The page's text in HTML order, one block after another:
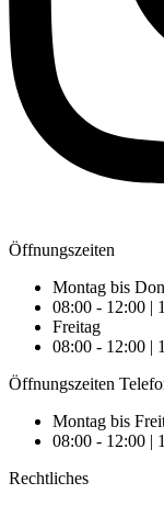
Öffnungszeiten
Montag bis
08:00 - 12:00 |
Freitag
08:00 - 12:00 |
Öffnungszeiten
Montag bis
08:00 - 12:00 |
Rechtliches